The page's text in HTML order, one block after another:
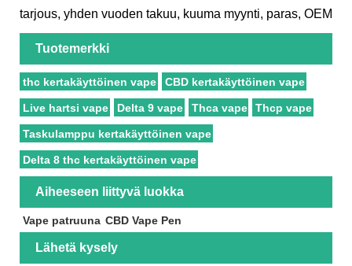
tarjous, yhden vuoden takuu, kuuma myynti, paras, OEM
Tuotemerkki
thc kertakäyttöinen vape CBD kertakäyttöinen vape
Live hartsi vape Delta 9 vape Thca vape Thcp vape
Taskulamppu kertakäyttöinen vape
Delta 8 thc kertakäyttöinen vape
Aiheeseen liittyvä luokka
Vape patruuna CBD Vape Pen
Lähetä kysely